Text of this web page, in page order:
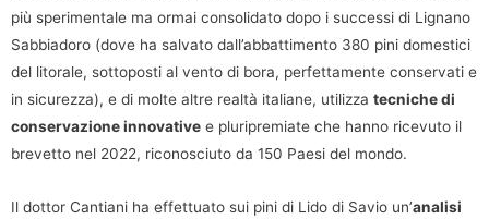
più sperimentale ma ormai consolidato dopo i successi di Lignano
Sabbiadoro (dove ha salvato dall’abbattimento 380 pini domestici
del litorale, sottoposti al vento di bora, perfettamente conservati e
in sicurezza), e di molte altre realtà italiane, utilizza tecniche di
conservazione innovative e pluripremiate che hanno ricevuto il
brevetto nel 2022, riconosciuto da 150 Paesi del mondo.
Il dottor Cantiani ha effettuato sui pini di Lido di Savio un’analisi